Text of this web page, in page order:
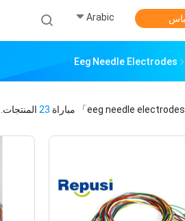
Arabic
Eeg Needle Electrodes
مباراة 23 المنتجات.